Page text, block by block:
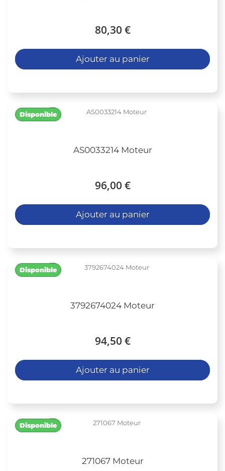
80,30 €
Ajouter au panier
AS0033214 Moteur
96,00 €
Disponible
Ajouter au panier
3792674024 Moteur
94,50 €
Disponible
Ajouter au panier
271067 Moteur
Disponible